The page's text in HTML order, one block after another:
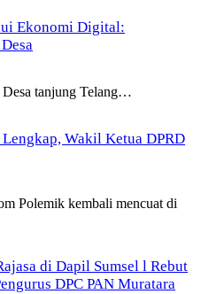
Ekonomi Digital:
tanjung Telang…
Wakil Ketua DPRD
Polemik kembali mencuat di
di Dapil Sumsel l Rebut
DPC PAN Muratara